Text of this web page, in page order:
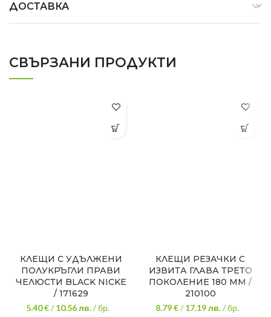
ДОСТАВКА
СВЪРЗАНИ ПРОДУКТИ
КЛЕЩИ С УДЪЛЖЕНИ
ПОЛУКРЪГЛИ ПРАВИ
ЧЕЛЮСТИ BLACK NICKE
/ 171629
5.40 €/10.56лв./ бр.
КЛЕЩИ РЕЗАЧКИ С
ИЗВИТА ГЛАВА ТРЕТО
ПОКОЛЕНИЕ 180 MM /
210100
8.79 €/17.19лв./ бр.